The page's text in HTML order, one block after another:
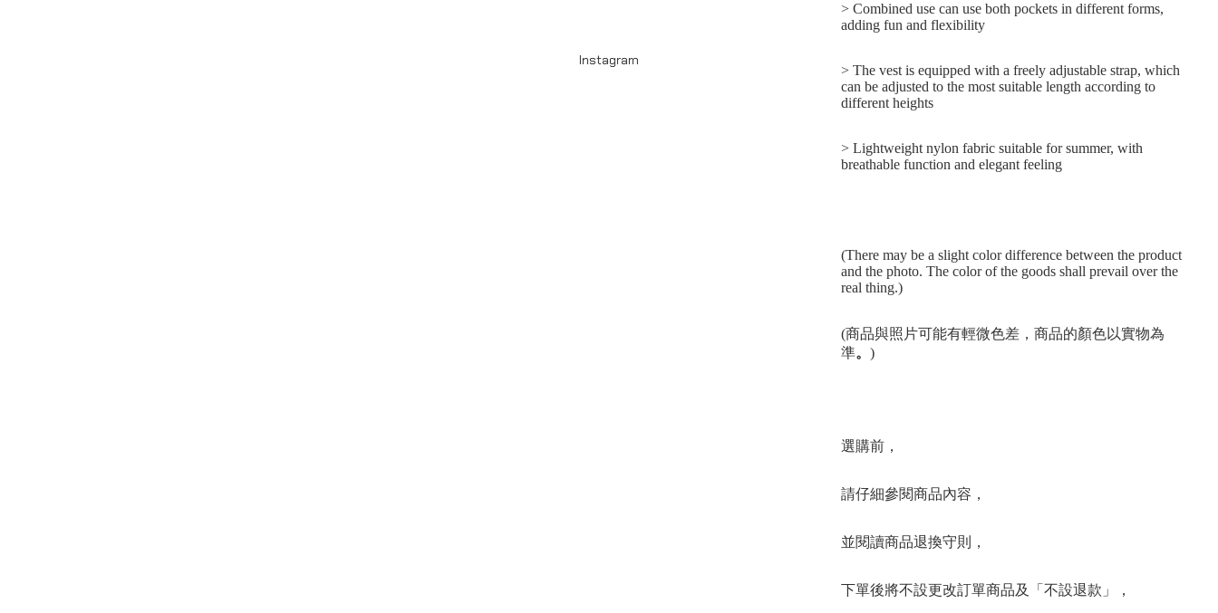
Instagram
> Combined use can use both pockets in different forms,
adding fun and flexibility
> The vest is equipped with a freely adjustable strap, which
can be adjusted to the most suitable length according to
different heights
> Lightweight nylon fabric suitable for summer, with
breathable function and elegant feeling
(There may be a slight color difference between the product
and the photo. The color of the goods shall prevail over the
real thing.)
(商品與照片可能有輕微色差，商品的顏色以實物為
準。 )
選購前，
請仔細參閱商品內容，
並閱讀商品退換守則，
下單後將不設更改訂單商品及「不設退款」，